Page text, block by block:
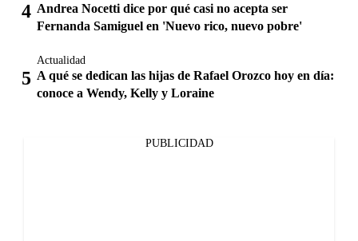
Andrea Nocetti dice por qué casi no acepta ser
Fernanda Samiguel en 'Nuevo rico, nuevo pobre'
Actualidad
A qué se dedican las hijas de Rafael Orozco hoy en día:
conoce a Wendy, Kelly y Loraine
PUBLICIDAD